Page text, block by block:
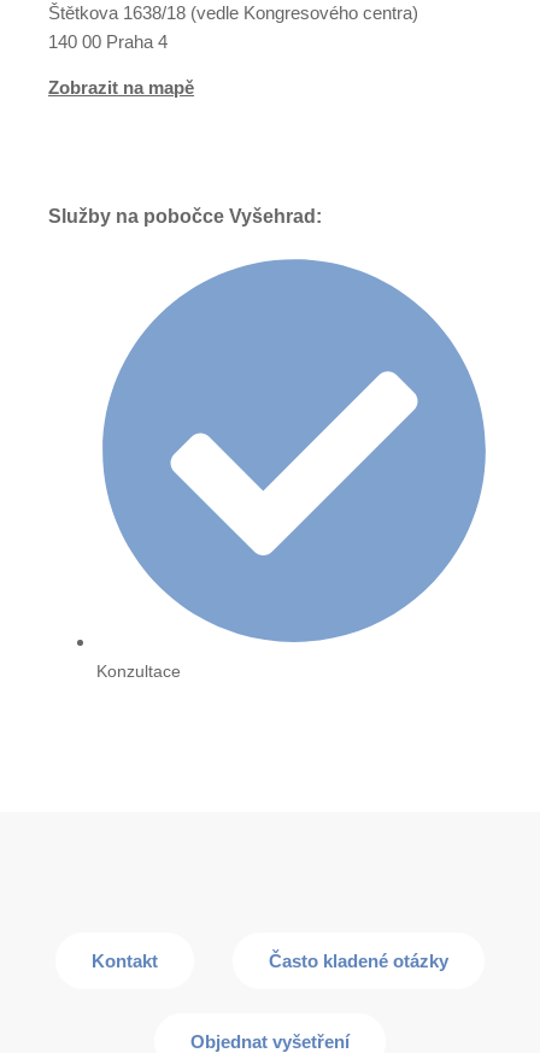
Štětkova 1638/18 (vedle Kongresového centra)
140 00 Praha 4
Zobrazit na mapě
Služby na pobočce Vyšehrad:
Konzultace
Kontakt Často kladené otázky
Objednat vyšetření